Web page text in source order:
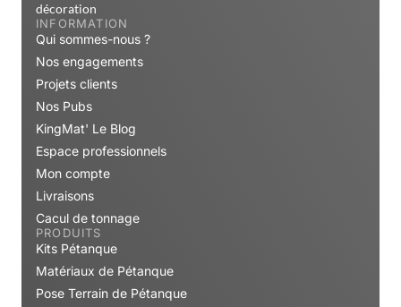
décoration
INFORMATION
Qui sommes-nous ?
Nos engagements
Projets clients
Nos Pubs
KingMat' Le Blog
Espace professionnels
Mon compte
Livraisons
Cacul de tonnage
PRODUITS
Kits Pétanque
Matériaux de Pétanque
Pose Terrain de Pétanque